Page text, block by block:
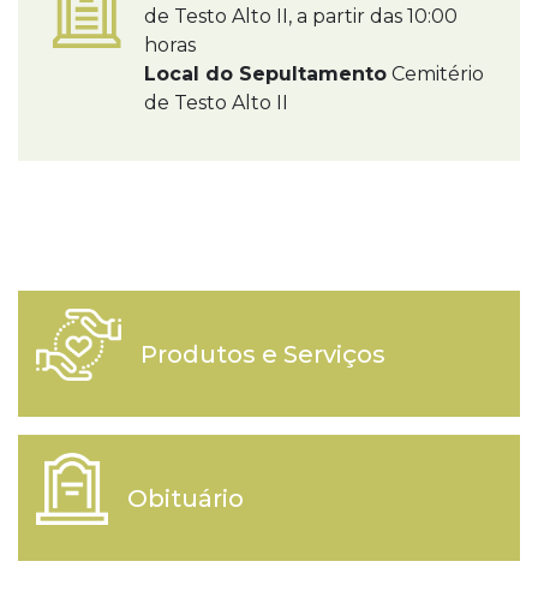
de Testo Alto II, a partir das 10:00
horas
Local do Sepultamento Cemitério
de Testo Alto II
Produtos e Serviços
Obituário